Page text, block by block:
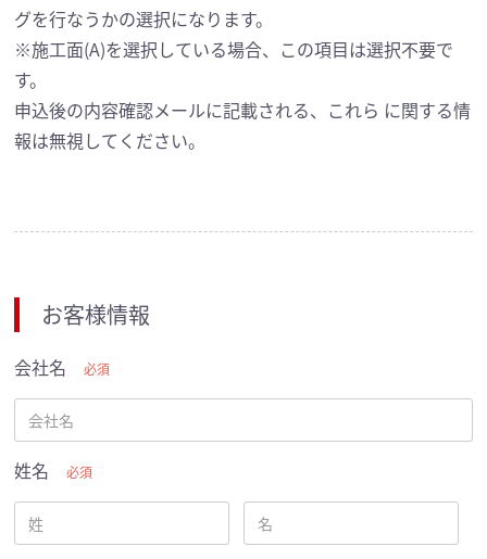
グを行なうかの選択になります。
※施工面(A)を選択している場合、この項目は選択不要で
す。
申込後の内容確認メールに記載される、これら に関する情
報は無視してください。
お客様情報
会社名 必須
姓名 必須